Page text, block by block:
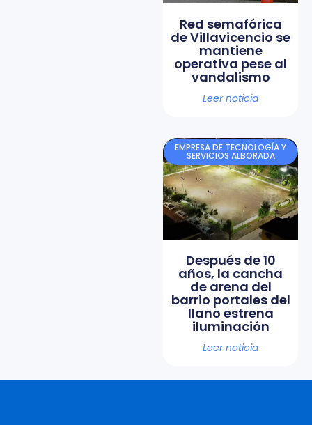
Red semafórica
de Villavicencio se
mantiene
operativa pese al
vandalismo
Leer noticia
EMPRESA DE TECNOLOGÍA Y
SERVICIOS ALBORADA
Después de 10
años, la cancha
de arena del
barrio portales del
llano estrena
iluminación
Leer noticia